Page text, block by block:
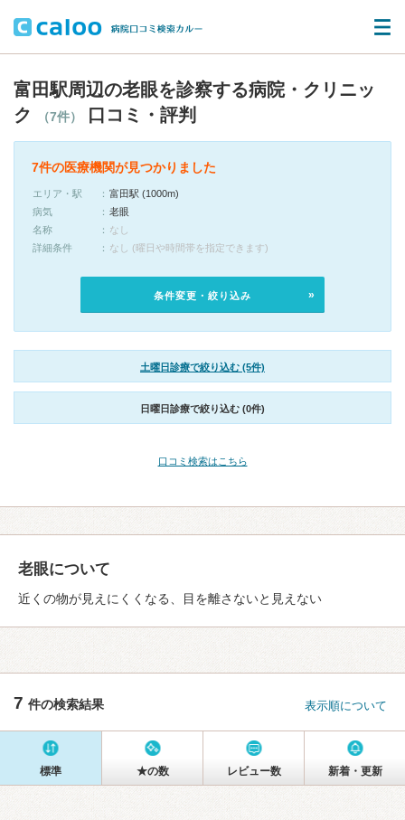
富田駅周辺の老眼を診察する病院・クリニッ
ク
（7件） 口コミ・評判
7件の医療機関が見つかりました
エリア・駅
富田駅 (1000m)
病気
老眼
名称
なし
詳細条件
なし (曜日や時間帯を指定できます)
条件変更・絞り込み
土曜日診療で絞り込む (5件)
日曜日診療で絞り込む (0件)
口コミ検索はこちら
老眼について
近くの物が見えにくくなる、目を離さないと見えない
7 件の検索結果 表示順について
標準 ★の数 レビュー数 新着・更新